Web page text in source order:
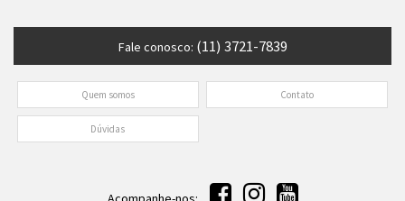
Fale conosco: (11) 3721-7839
Quem somos Contato
Dúvidas